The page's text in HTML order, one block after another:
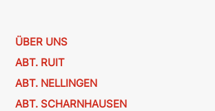
ÜBER UNS
ABT. RUIT
ABT. NELLINGEN
ABT. SCHARNHAUSEN